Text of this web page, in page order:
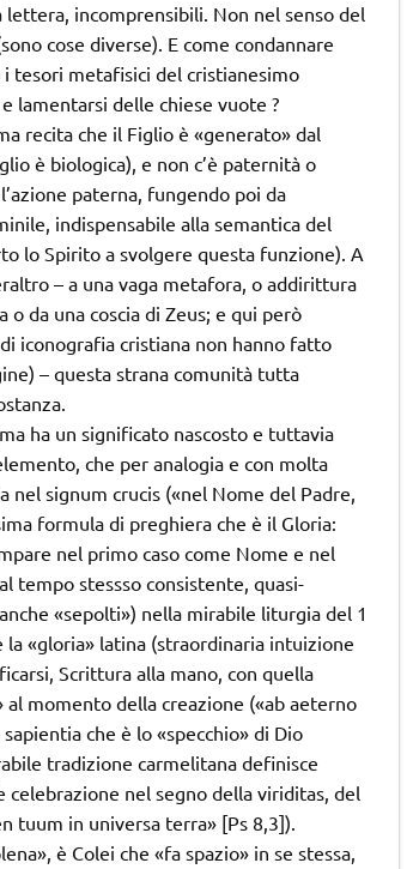
incomprensibili. Non nel senso del
cose diverse). E come condannare
tesori metafisici del cristianesimo
lamentarsi delle chiese vuote ?
recita che il Figlio è «generato» dal
è biologica), e non c’è paternità o
paterna, fungendo poi da
indispensabile alla semantica del
lo Spirito a svolgere questa funzione). A
– a una vaga metafora, o addirittura
da una coscia di Zeus; e qui però
iconografia cristiana non hanno fatto
– questa strana comunità tutta
ha un significato nascosto e tuttavia
che per analogia e con molta
signum crucis («nel Nome del Padre,
formula di preghiera che è il Gloria:
nel primo caso come Nome e nel
tempo stessso consistente, quasi-
«sepolti») nella mirabile liturgia del 1
la «gloria» latina (straordinaria intuizione
Scrittura alla mano, con quella
al momento della creazione («ab aeterno
che è lo «specchio» di Dio
tradizione carmelitana definisce
celebrazione nel segno della viriditas, del
tuum in universa terra» [Ps 8,3]).
è Colei che «fa spazio» in se stessa,